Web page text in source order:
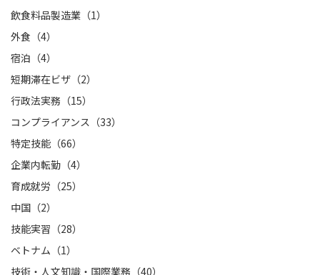
飲食料品製造業（1）
外食（4）
宿泊（4）
短期滞在ビザ（2）
行政法実務（15）
コンプライアンス（33）
特定技能（66）
企業内転勤（4）
育成就労（25）
中国（2）
技能実習（28）
ベトナム（1）
技術・人文知識・国際業務（40）